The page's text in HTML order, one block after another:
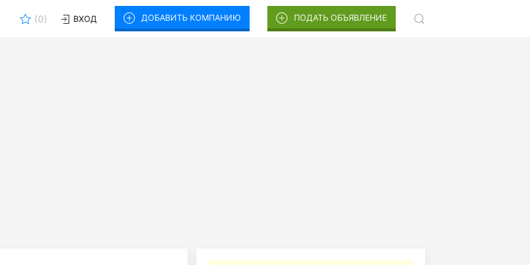
(0) ВХОД ДОБАВИТЬ КОМПАНИЮ ПОДАТЬ ОБЪЯВЛЕНИЕ